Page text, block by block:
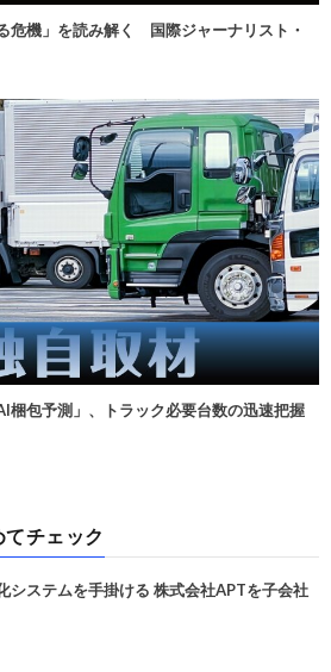
危機」を読み解く 国際ジャーナリスト・
梱包予測」、トラック必要台数の迅速把握
てチェック
システムを手掛ける 株式会社APTを子会社